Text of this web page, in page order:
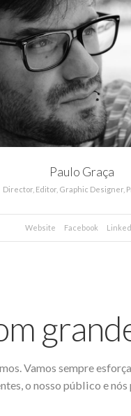
Paulo Graça
Director, Editor, Graphic Designer,
Website Facebook
Vamos sempre
o nosso público e